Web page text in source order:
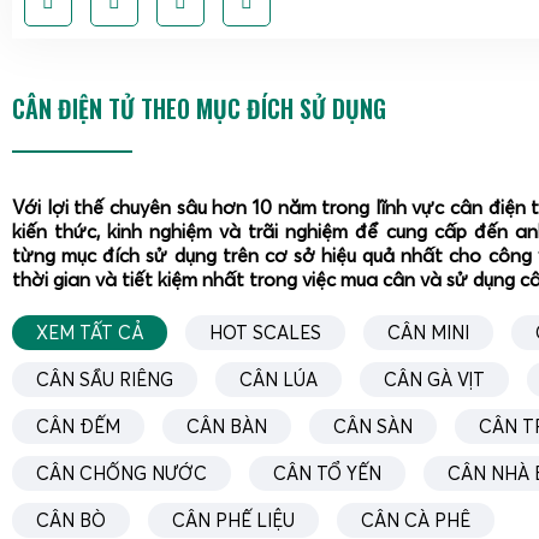
CÂN ĐIỆN TỬ THEO MỤC ĐÍCH SỬ DỤNG
Với lợi thế chuyên sâu hơn 10 năm trong lĩnh vực cân điện
kiến thức, kinh nghiệm và trãi nghiệm để cung cấp đến
từng mục đích sử dụng trên cơ sở hiệu quả nhất cho
thời gian và tiết kiệm nhất trong việc mua cân và sử dụng
XEM TẤT CẢ HOT SCALES CÂN MINI
CÂN SẦU RIÊNG CÂN LÚA CÂN GÀ VỊT
CÂN ĐẾM CÂN BÀN CÂN SÀN CÂN
CÂN CHỐNG NƯỚC CÂN TỔ YẾN CÂN NHÀ
CÂN BÒ CÂN PHẾ LIỆU CÂN CÀ PHÊ